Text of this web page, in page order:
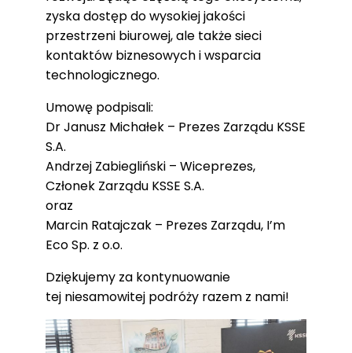
zyska dostęp do wysokiej jakości
przestrzeni biurowej, ale także sieci
kontaktów biznesowych i wsparcia
technologicznego.
Umowę podpisali:
Dr Janusz Michałek – Prezes Zarządu KSSE
S.A.
Andrzej Zabiegliński – Wiceprezes,
Członek Zarządu KSSE S.A.
oraz
Marcin Ratajczak – Prezes Zarządu, I’m
Eco Sp. z o.o.
Dziękujemy za kontynuowanie
tej niesamowitej podróży razem z nami!